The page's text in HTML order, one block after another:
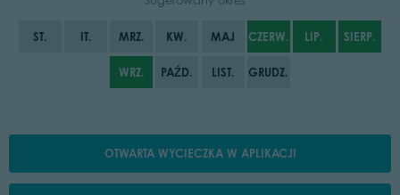
ST. IT. MRZ. KW. MAJ CZERW. LIP. SIERP.
WRZ. PAŹD. LIST. GRUDZ.
OTWARTA WYCIECZKA W APLIKACJI